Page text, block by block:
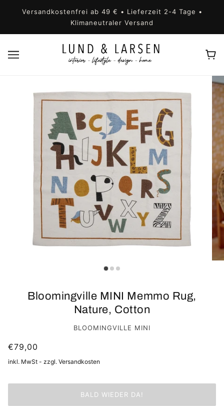
Versandkostenfrei ab 49 € • Lieferzeit 2-4 Tage •
Klimaneutraler Versand
Bloomingville MINI Memmo Rug,
Nature, Cotton
BLOOMINGVILLE MINI
€79,00
inkl. MwSt - zzgl. Versandkosten
BALD WIEDER DA!